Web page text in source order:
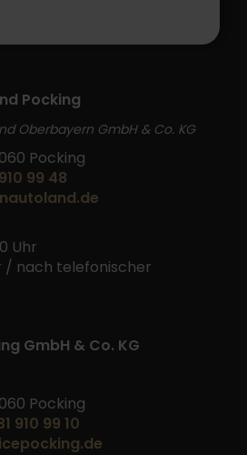
Pocking
Oberbayern GmbH & Co. KG
Pocking
99 48
Uhr
/ nach telefonischer
GmbH & Co. KG
Pocking
910 99 10